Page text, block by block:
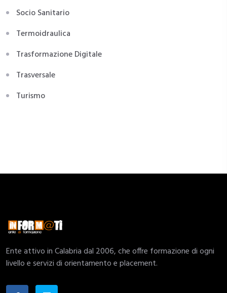
Socio Sanitario
Termoidraulica
Trasformazione Digitale
Trasversale
Turismo
Ente attivo in Calabria dal 2006, che offre formazione di ogni
livello e servizi di orientamento e placement.